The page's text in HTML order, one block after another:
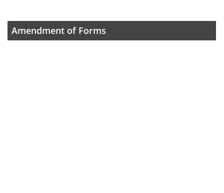
Amendment of Forms